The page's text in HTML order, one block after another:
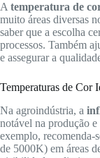
A temperatura de
muito áreas diversas
saber que a escolha
processos. Também
e assegurar a
Temperaturas de Cor
Na agroindústria, a
notável na produção
exemplo, recomenda-
de 5000K) em áreas